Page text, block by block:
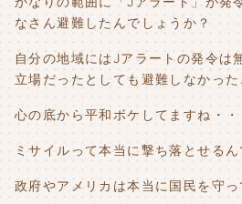
なさん避難したんでしょうか？
自分の地域にはJアラートの発令は
立場だったとしても避難しなかった
心の底から平和ボケしてますね・・
ミサイルって本当に撃ち落とせるん
政府やアメリカは本当に国民を守